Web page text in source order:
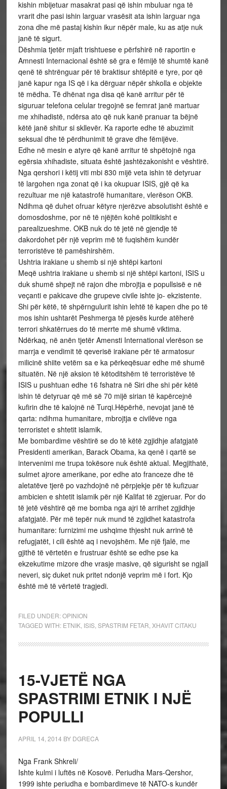
kishin mbijetuar masakrat pasi që ishin mbuluar nga të
vrarit dhe pasi ishin larguar vrasësit ata ishin larguar nga
zona dhe më pastaj kishin ikur nëpër male, ku as atje nuk
janë të sigurt.
Dëshmia tjetër mjaft trishtuese e përfshirë në raportin e
Amnesti Internacional është së gra e fëmijë të shumtë kanë
qenë të shtrënguar për të braktisur shtëpitë e tyre, por që
janë kapur nga IS që i ka dërguar nëpër shkolla e objekte
të mëdha. Të dhënat nga disa që kanë arritur për të
siguruar telefona celular tregojnë se femrat janë martuar
me xhihadistë, ndërsa ato që nuk kanë pranuar ta bëjnë
këtë janë shitur si skllevër. Ka raporte edhe të abuzimit
seksual dhe të përdhunimit të grave dhe fëmijëve.
Edhe në mesin e atyre që kanë arritur të shpëtojnë nga
egërsia xhihadiste, situata është jashtëzakonisht e vështirë.
Nga qershori i këtij viti mbi 830 mijë veta ishin të detyruar
të largohen nga zonat që i ka okupuar ISIS, gjë që ka
rezultuar me një katastrofë humanitare, vlerëson OKB.
Ndihma që duhet ofruar këtyre njerëzve absolutisht është e
domosdoshme, por në të njëjtën kohë politikisht e
parealizueshme. OKB nuk do të jetë në gjendje të
dakordohet për një veprim më të fuqishëm kundër
terroristëve të pamëshirshëm.
Ushtria irakiane u shemb si një shtëpi kartoni
Meqë ushtria irakiane u shemb si një shtëpi kartoni, ISIS u
duk shumë shpejt në rajon dhe mbrojtja e popullsisë e në
veçanti e pakicave dhe grupeve civile ishte jo- ekzistente.
Shi për këtë, të shpërngulurit ishin lehtë të kapen dhe po të
mos ishin ushtarët Peshmerga të pjesës kurde atëherë
terrori shkatërrues do të merrte më shumë viktima.
Ndërkaq, në anën tjetër Amensti International vlerëson se
marrja e vendimit të qeverisë irakiane për të armatosur
milicinë shiite vetëm sa e ka përkeqësuar edhe më shumë
situatën. Në një aksion të këtoditshëm të terroristëve të
ISIS u pushtuan edhe 16 fshatra në Siri dhe shi për këtë
ishin të detyruar që më së 70 mijë sirian të kapërcejnë
kufirin dhe të kalojnë në Turqi.Hëpërhë, nevojat janë të
qarta: ndihma humanitare, mbrojtja e civilëve nga
terroristet e shtetit islamik.
Me bombardime vështirë se do të këtë zgjidhje afatgjatë
Presidenti amerikan, Barack Obama, ka qenë i qartë se
intervenimi me trupa tokësore nuk është aktual. Megjithatë,
sulmet ajrore amerikane, por edhe ato franceze dhe të
aletatëve tjerë po vazhdojnë në përpjekje për të kufizuar
ambicien e shtetit islamik për një Kalifat të zgjeruar. Por do
të jetë vështirë që me bomba nga ajri të arrihet zgjidhje
afatgjatë. Për më tepër nuk mund të zgjidhet katastrofa
humanitare: furnizimi me ushqime thjesht nuk arrinë të
refugjatët, i cili është aq i nevojshëm. Me një fjalë, me
gjithë të vërtetën e frustruar është se edhe pse ka
ekzekutime mizore dhe vrasje masive, që sigurisht se ngjall
neveri, siç duket nuk pritet ndonjë veprim më i fort. Kjo
është më të vërtetë tragjedi.
FILED UNDER:OPINION
TAGGED WITH: ETNIK, ISIS, SPASTRIM FETAR XHAVIT CITAKU
15-VJETË NGA
SPASTRIMI ETNIK I NJË
POPULLI
APRIL 14, 2014 BY DGRECA
Nga Frank Shkreli/
Ishte kulmi i luftës në Kosovë. Periudha Mars-Qershor,
1999 ishte periudha e bombardimeve të NATO-s kundër